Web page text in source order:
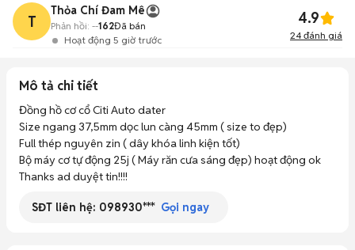
T
Thỏa Chí Đam Mê
Hoạt động 5 giờ trước
Phản hồi: --162Đã bán 4.9
24 đánh giá
Mô tả chi tiết
Đồng hồ cơ cổ Citi Auto dater
Size ngang 37,5mm dọc lun càng 45mm ( size to đẹp)
Full thép nguyên zin ( dây khóa linh kiện tốt)
Bộ máy cơ tự động 25j ( Máy răn cưa sáng đẹp) hoạt động ok
Thanks ad duyệt tin!!!!
SĐT liên hệ: 098930*** Gọi ngay